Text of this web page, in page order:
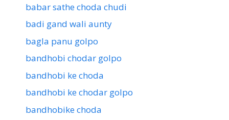
babar sathe choda chudi
badi gand wali aunty
bagla panu golpo
bandhobi chodar golpo
bandhobi ke choda
bandhobi ke chodar golpo
bandhobike choda